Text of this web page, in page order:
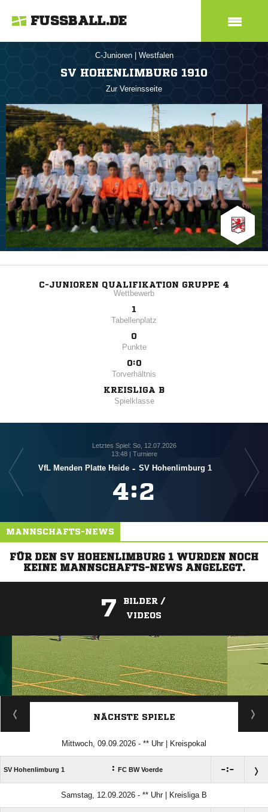
FUSSBALL.DE
C-Junioren Westfalen
SV HOHENLIMBURG 1910
Zur Vereinsseite
C-JUNIOREN QUALIFIKATION GRUPPE 4
Wettbewerb
1
Tabellenplatz
0
Punkte
0:0
Torverhältnis
KREISLIGA B
Spielklasse
Letztes Spiel: So, 12.07.2026
13:48 | Turniere
VfL Menden Platte Heide - SV Hohenlimburg 1
:
MANNSCHAFTS-NEWS
FÜR DEN SV HOHENLIMBURG 1 WURDEN NOCH
KEINE MANNSCHAFTS-NEWS ANGELEGT.
7
BILDER /
VIDEOS
ANZEIGE
NÄCHSTE SPIELE
Mittwoch, 09.09.2026 - ** Uhr | Kreispokal
SV Hohenlimburg 1 : FC BW Voerde :
Samstag, 12.09.2026 - ** Uhr | Kreisliga B